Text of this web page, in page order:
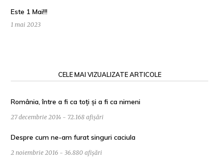
Este 1 Mai!!!
1 mai 2023
CELE MAI VIZUALIZATE ARTICOLE
România, între a fi ca toți și a fi ca nimeni
27 decembrie 2014 - 72.168 afișări
Despre cum ne-am furat singuri caciula
2 noiembrie 2016 - 36.880 afișări